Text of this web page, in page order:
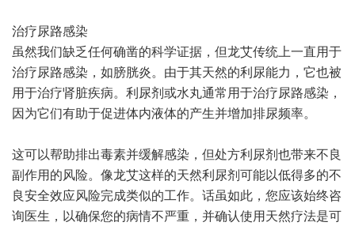
治疗尿路感染
虽然我们缺乏任何确凿的科学证据，但龙艾传统上一直用于
治疗尿路感染，如膀胱炎。由于其天然的利尿能力，它也被
用于治疗肾脏疾病。利尿剂或水丸通常用于治疗尿路感染，
因为它们有助于促进体内液体的产生并增加排尿频率。
这可以帮助排出毒素并缓解感染，但处方利尿剂也带来不良
副作用的风险。像龙艾这样的天然利尿剂可能以低得多的不
良安全效应风险完成类似的工作。话虽如此，您应该始终咨
询医生，以确保您的病情不严重，并确认使用天然疗法是可